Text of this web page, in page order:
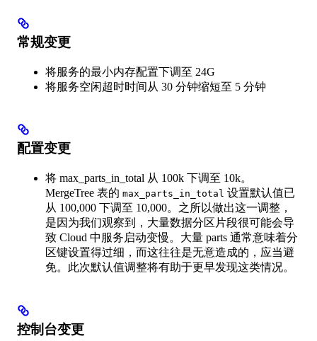
常规变更
将服务的最小内存配置下调至 24G
将服务空闲超时时间从 30 分钟缩短至 5 分钟
配置变更
将 max_parts_in_total 从 100k 下调至 10k。
MergeTree 表的 max_parts_in_total 设置默认值已
从 100,000 下调至 10,000。之所以做出这一调整，
是因为我们观察到，大量数据分区片段很可能会导
致 Cloud 中服务启动变慢。大量 parts 通常意味着分
区键设置得过细，而这往往是无意造成的，应当避
免。此次默认值调整将有助于更早发现这类情况。
控制台变更